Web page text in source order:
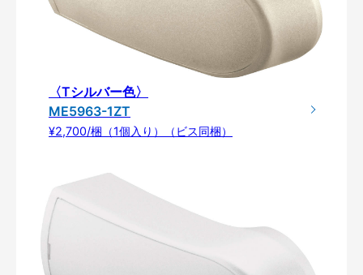
〈Tシルバー色〉
ME5963-1ZT
¥2,700/梱（1個入り）（ビス同梱）